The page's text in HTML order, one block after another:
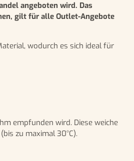
angeboten wird. Das
gilt für alle Outlet-Angebote
wodurch es sich ideal für
empfunden wird. Diese weiche
zu maximal 30°C).